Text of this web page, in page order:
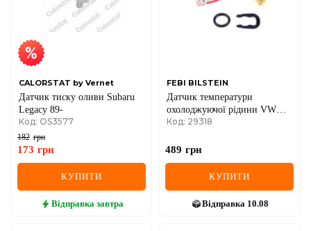
CALORSTAT by Vernet
Датчик тиску оливи Subaru
Legacy 89-
Код: OS3577
182 грн
173 грн
КУПИТИ
Відправка завтра
FEBI BILSTEIN
Датчик температури
охолоджуючої рідини VW
T5/Crafter 2.0TSI/2.5TDI 03-
Код: 29318
489 грн
КУПИТИ
Відправка 10.08